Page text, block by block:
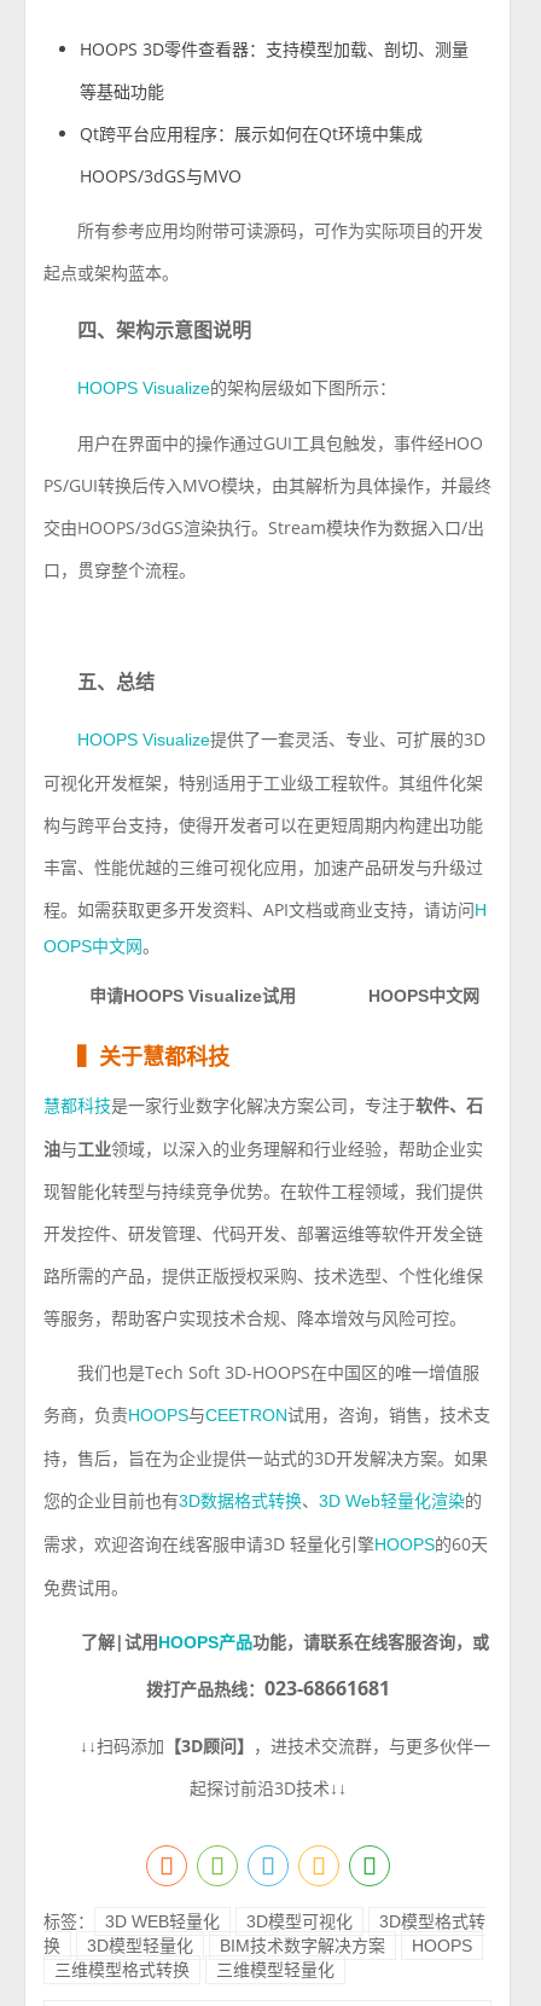
HOOPS 3D零件查看器：支持模型加载、剖切、测量
等基础功能
Qt跨平台应用程序：展示如何在Qt环境中集成
HOOPS/3dGS与MVO
所有参考应用均附带可读源码，可作为实际项目的开发
起点或架构蓝本。
四、架构示意图说明
HOOPS Visualize的架构层级如下图所示：
用户在界面中的操作通过GUI工具包触发，事件经HOO
PS/GUI转换后传入MVO模块，由其解析为具体操作，并最终
交由HOOPS/3dGS渲染执行。Stream模块作为数据入口/出
口，贯穿整个流程。
五、总结
HOOPS Visualize提供了一套灵活、专业、可扩展的3D
可视化开发框架，特别适用于工业级工程软件。其组件化架
构与跨平台支持，使得开发者可以在更短周期内构建出功能
丰富、性能优越的三维可视化应用，加速产品研发与升级过
程。如需获取更多开发资料、API文档或商业支持，请访问H
OOPS中文网。
申请HOOPS Visualize试用 HOOPS中文网
关于慧都科技
慧都科技是⼀家⾏业数字化解决⽅案公司，专注于软件、⽯
油与⼯业领域，以深⼊的业务理解和⾏业经验，帮助企业实
现智能化转型与持续竞争优势。在软件工程领域，我们提供
开发控件、研发管理、代码开发、部署运维等软件开发全链
路所需的产品，提供正版授权采购、技术选型、个性化维保
等服务，帮助客户实现技术合规、降本增效与风险可控。
我们也是Tech Soft 3D-HOOPS在中国区的唯一增值服
务商，负责HOOPS与CEETRON试用，咨询，销售，技术支
持，售后，旨在为企业提供一站式的3D开发解决方案。如果
您的企业目前也有3D数据格式转换、3D Web轻量化渲染的
需求，欢迎咨询在线客服申请3D轻量化引擎HOOPS的60天
免费试用。
了解|试用HOOPS产品功能，请联系在线客服咨询，或
拨打产品热线： 023-68661681
↓↓扫码添加 【3D顾问】 ，进技术交流群，与更多伙伴一
起探讨前沿3D技术↓↓
标签： 3D WEB轻量化 3D模型可视化
3D模型格式转
换
3D模型轻量化 BIM技术数字解决方案
HOOPS
三维模型格式转换
三维模型轻量化